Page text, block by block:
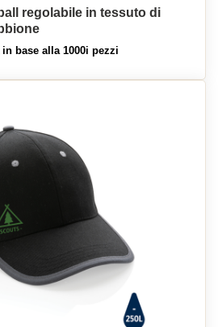
regolabile in tessuto di
in base alla 1000i pezzi